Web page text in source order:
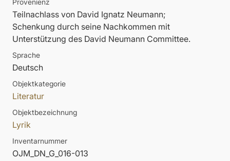
Provenienz
Teilnachlass von David Ignatz Neumann;
Schenkung durch seine Nachkommen mit
Unterstützung des David Neumann Committee.
Sprache
Deutsch
Objektkategorie
Literatur
Objektbezeichnung
Lyrik
Inventarnummer
OJM_DN_G_016-013